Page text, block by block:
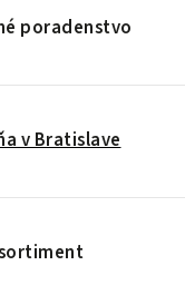
poradenstvo
v Bratislave